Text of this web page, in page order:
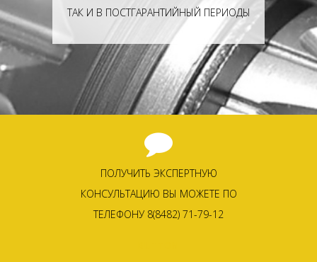
ТАК И В ПОСТГАРАНТИЙНЫЙ ПЕРИОДЫ
ПОЛУЧИТЬ ЭКСПЕРТНУЮ
КОНСУЛЬТАЦИЮ ВЫ МОЖЕТЕ ПО
ТЕЛЕФОНУ 8(8482) 71-79-12